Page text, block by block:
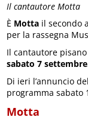
Il cantautore Motta
È Motta il secondo
per la rassegna
Il cantautore
sabato 7
Di ieri l’annuncio
programma sabato
Motta